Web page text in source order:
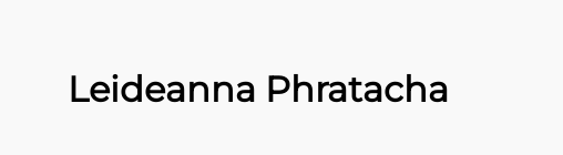
Leideanna Phratacha